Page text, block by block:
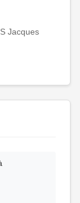
Jacques